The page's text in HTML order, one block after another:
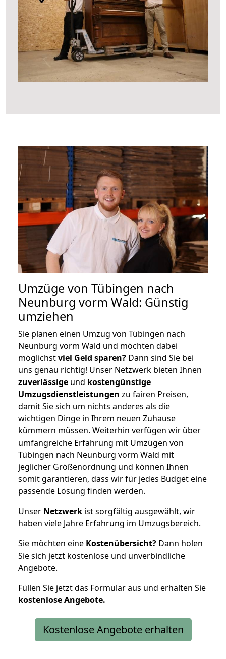
Umzüge von Tübingen nach
Neunburg vorm Wald: Günstig
umziehen
Sie planen einen Umzug von Tübingen nach
Neunburg vorm Wald und möchten dabei
möglichstviel Geld sparen? Dann sind Sie bei
uns genau richtig! Unser Netzwerk bieten Ihnen
zuverlässige und kostengünstige
Umzugsdienstleistungen zu fairen Preisen,
damit Sie sich um nichts anderes als die
wichtigen Dinge in Ihrem neuen Zuhause
kümmern müssen. Weiterhin verfügen wir über
umfangreiche Erfahrung mit Umzügen von
Tübingen nach Neunburg vorm Wald mit
jeglicher Größenordnung und können Ihnen
somit garantieren, dass wir für jedes Budget eine
passende Lösung finden werden.
Unser Netzwerk ist sorgfältig ausgewählt, wir
haben viele Jahre Erfahrung im Umzugsbereich.
Sie möchten eine Kostenübersicht? Dann holen
Sie sich jetzt kostenlose und unverbindliche
Angebote.
Füllen Sie jetzt das Formular aus und erhalten Sie
kostenloseAngebote.
Kostenlose Angebote erhalten